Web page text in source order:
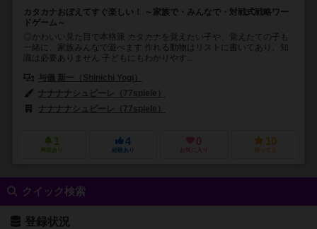
カタカナおぼえてすぐ楽しい！ ～家族で・みんなで・対戦式戦略ワー
ドゲーム～
◎かわいい見た目で本格派 カタカナを覚えたい子や、覚えたての子も
一緒に、家族みんなで遊べます 作れる動物はリストに書いてあり、知
識は必要ありません 子どもにもわかりやす...
与儀 新一（Shinichi Yogi）
ナナナナシュピーレ（77spiele）
ナナナナシュピーレ（77spiele）
1
興味あり
4
経験あり
0
お気に入り
10
持ってる
クイック検索
登録状況